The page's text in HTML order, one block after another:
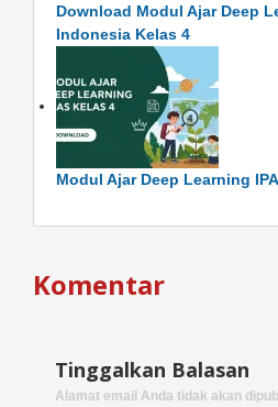
Download Modul Ajar Deep
Indonesia Kelas 4
Modul Ajar Deep Learning
Komentar
Tinggalkan Balasan
Alamat email Anda tidak akan